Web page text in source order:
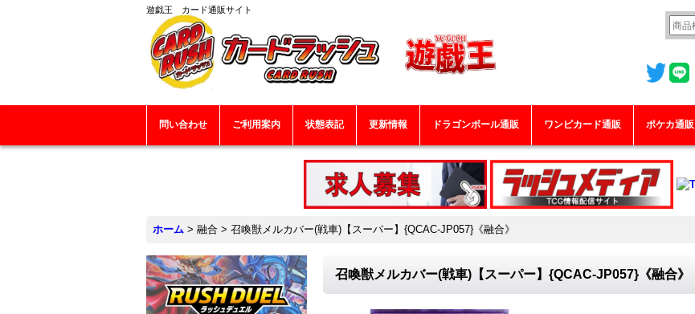
遊戯王 カード通販サイト
問い合わせ ご利用案内 状態表記 更新情報 ドラゴンボール通販 ワンピカード通販 ポケカ通販
ホーム > 融合 > 召喚獣メルカバー(戦車)【スーパー】{QCAC-JP057}《融合》
召喚獣メルカバー(戦車)【スーパー】{QCAC-JP057}《融合》